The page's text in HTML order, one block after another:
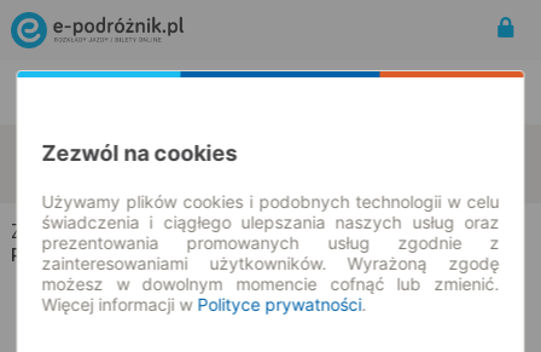
Zagórz Jasło
Zagórz → Jasło
Rozkład jazdy i bilety
Zezwól na cookies
Używamy plików cookies i podobnych technologii w celu
świadczenia i ciągłego ulepszania naszych usług oraz
prezentowania promowanych usług zgodnie z
zainteresowaniami użytkowników. Wyrażoną zgodę
możesz w dowolnym momencie cofnąć lub zmienić.
Więcej informacji w Polityce prywatności.